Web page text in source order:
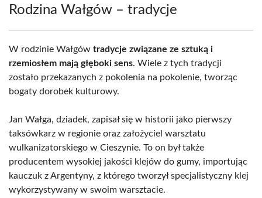
Rodzina Wałgów – tradycje
W rodzinie Wałgów tradycje związane ze sztuką i
rzemiosłem mają głęboki sens. Wiele z tych tradycji
zostało przekazanych z pokolenia na pokolenie, tworząc
bogaty dorobek kulturowy.
Jan Wałga, dziadek, zapisał się w historii jako pierwszy
taksówkarz w regionie oraz założyciel warsztatu
wulkanizatorskiego w Cieszynie. To on był także
producentem wysokiej jakości klejów do gumy, importując
kauczuk z Argentyny, z którego tworzył specjalistyczny klej
wykorzystywany w swoim warsztacie.